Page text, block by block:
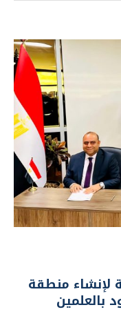
لإنشاء منطقة
بالعلمين